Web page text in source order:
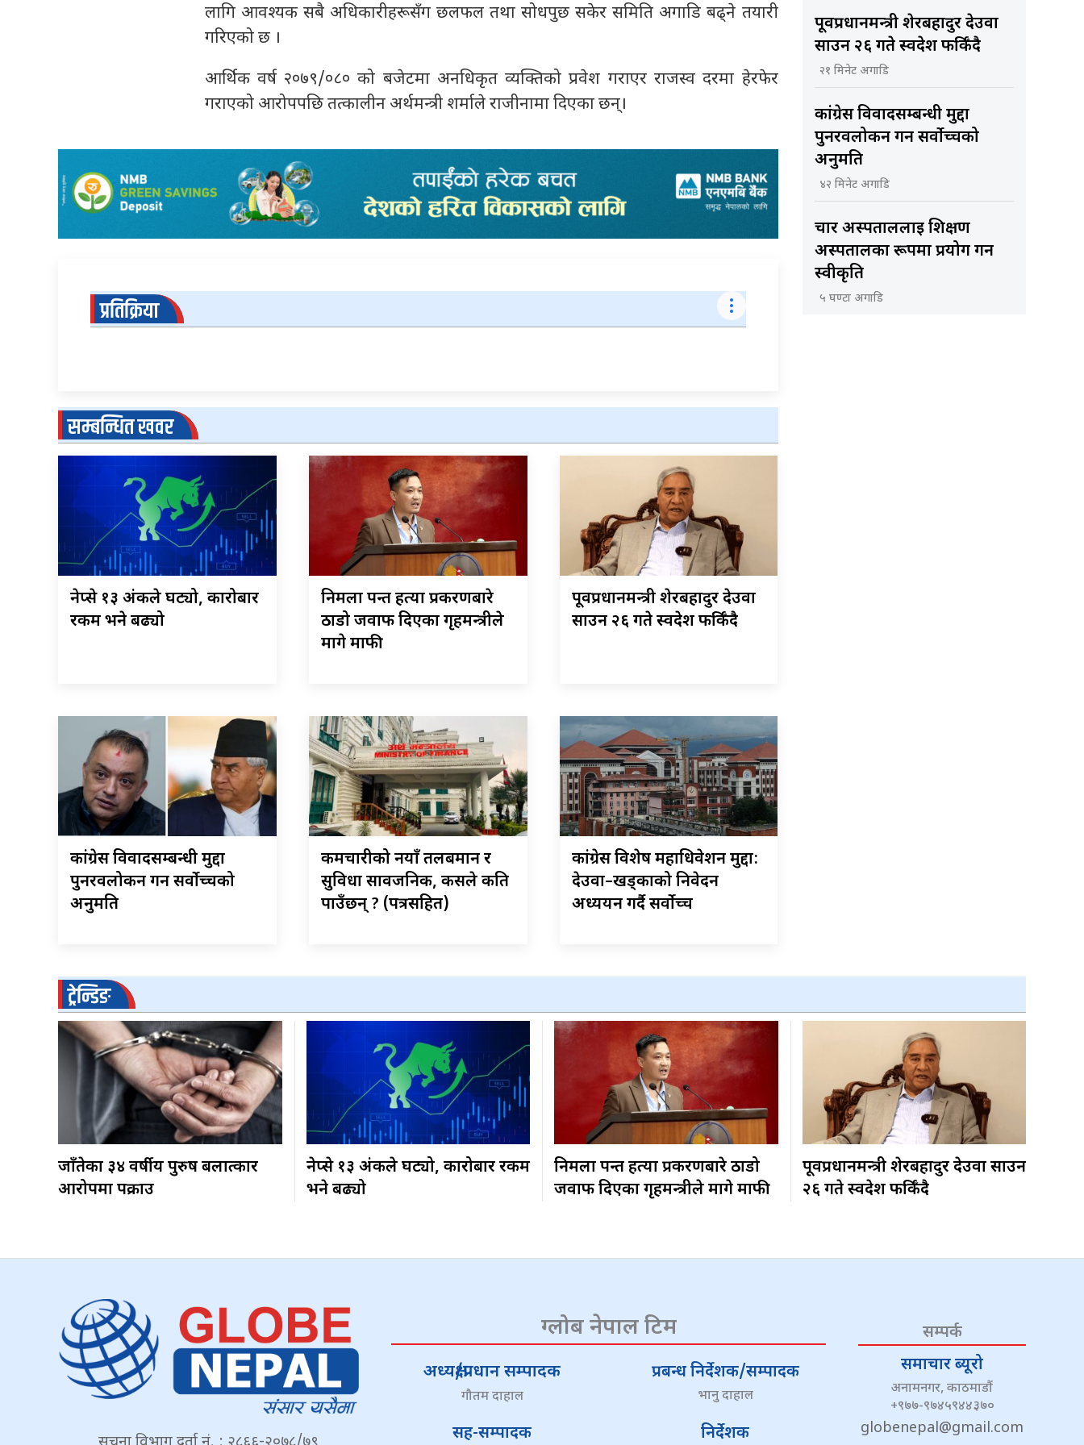
लागि आवश्यक सबै अधिकारीहरूसँग छलफल तथा सोधपुछ सकेर समिति अगाडि बढ्ने तयारी
गरिएको छ ।
आर्थिक वर्ष २०७९/०८० को बजेटमा अनधिकृत व्यक्तिको प्रवेश गराएर राजस्व दरमा हेरफेर
गराएको आरोपपछि तत्कालीन अर्थमन्त्री शर्माले राजीनामा दिएका छन्।
प्रतिक्रिया
सम्बन्धित खवर
नेप्से १३ अंकले घट्यो, कारोबार
रकम भने बढ्यो
निर्मला पन्त हत्या प्रकरणबारे
ठाडो जवाफ दिएका गृहमन्त्रीले
मागे माफी
पूर्वप्रधानमन्त्री शेरबहादुर देउवा
साउन २६ गते स्वदेश फर्किँदै
कांग्रेस विवादसम्बन्धी मुद्दा
पुनरवलोकन गर्न सर्वोच्चको
अनुमति
कर्मचारीको नयाँ तलबमान र
सुविधा सार्वजनिक, कसले कति
पाउँछन् ? (पत्रसहित)
कांग्रेस विशेष महाधिवेशन मुद्दा:
देउवा–खड्काको निवेदन
अध्ययन गर्दै सर्वोच्च
पूर्वप्रधानमन्त्री शेरबहादुर देउवा
साउन २६ गते स्वदेश फर्किँदै
२१ मिनेट अगाडि
कांग्रेस विवादसम्बन्धी मुद्दा
पुनरवलोकन गर्न सर्वोच्चको
अनुमति
४२ मिनेट अगाडि
चार अस्पताललाई शिक्षण
अस्पतालका रूपमा प्रयोग गर्न
स्वीकृति
५ घण्टा अगाडि
ट्रेन्डिङ
जाँतेका ३४ वर्षीय पुरुष बलात्कार
आरोपमा पक्राउ
नेप्से १३ अंकले घट्यो, कारोबार रकम
भने बढ्यो
निर्मला पन्त हत्या प्रकरणबारे ठाडो
जवाफ दिएका गृहमन्त्रीले मागे माफी
पूर्वप्रधानमन्त्री शेरबहादुर देउवा साउन
२६ गते स्वदेश फर्किँदै
ग्लोब नेपाल टिम
अध्यक्ष/प्रधान सम्पादक
गौतम दाहाल
प्रबन्ध निर्देशक/सम्पादक
भानु दाहाल
सह-सम्पादक निर्देशक
सम्पर्क
समाचार ब्यूरो
अनामनगर, काठमाडौं
+९७७-९७४५९४४३७०
globenepal@gmail.com